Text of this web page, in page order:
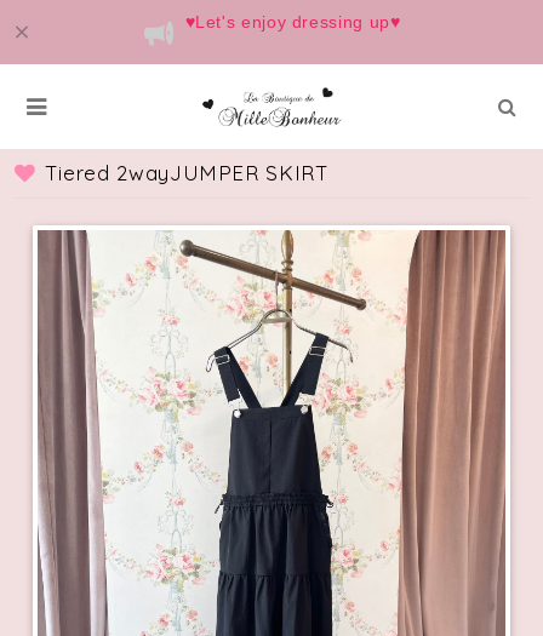
♥️Let's enjoy dressing up♥️
Tiered 2wayJUMPER SKIRT